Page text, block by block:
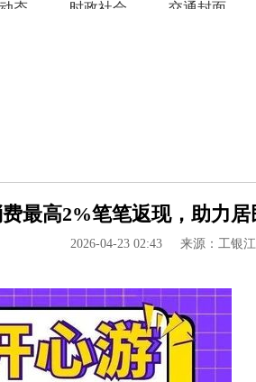
态 时政社会 交通封面
费最高2%笔笔返现，助力
2026-04-23 02:43 来源：工银